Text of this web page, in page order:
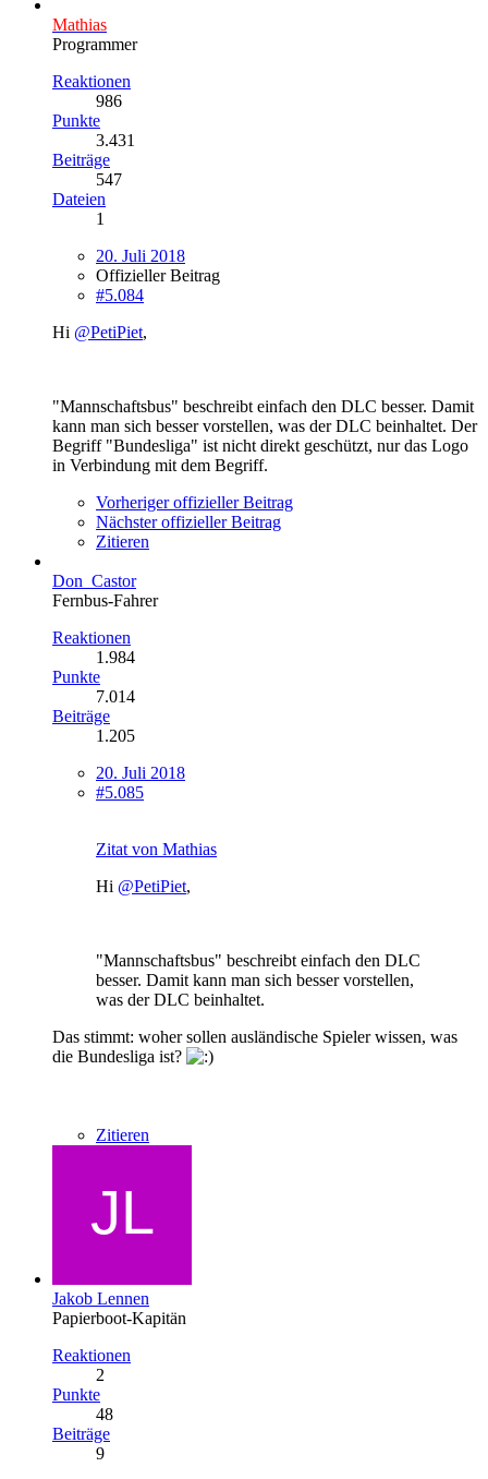
Mathias
Programmer
Reaktionen
986
Punkte
3.431
Beiträge
547
Dateien
1
20. Juli 2018
Offizieller Beitrag
#5.084
Hi @PetiPiet,
"Mannschaftsbus" beschreibt einfach den DLC besser. Damit
kann man sich besser vorstellen, was der DLC beinhaltet. Der
Begriff "Bundesliga" ist nicht direkt geschützt, nur das Logo
in Verbindung mit dem Begriff.
Vorheriger offizieller Beitrag
Nächster offizieller Beitrag
Zitieren
Don_Castor
Fernbus-Fahrer
Reaktionen
1.984
Punkte
7.014
Beiträge
1.205
20. Juli 2018
#5.085
Zitat von Mathias
Hi @PetiPiet,
"Mannschaftsbus" beschreibt einfach den DLC
besser. Damit kann man sich besser vorstellen,
was der DLC beinhaltet.
Das stimmt: woher sollen ausländische Spieler wissen, was
die Bundesliga ist?
Zitieren
Jakob Lennen
Papierboot-Kapitän
Reaktionen
2
Punkte
48
Beiträge
9